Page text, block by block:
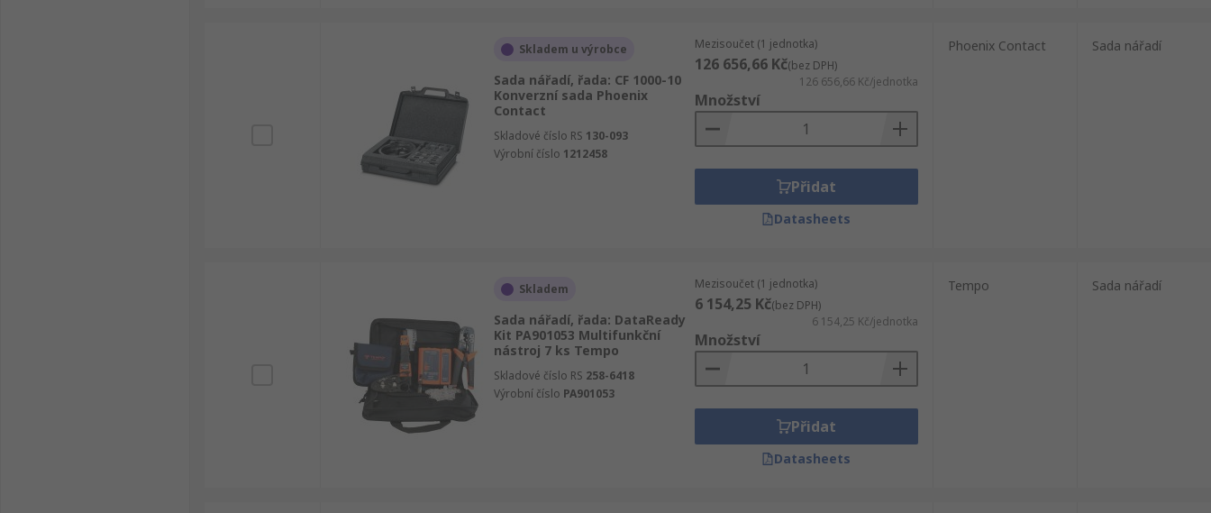
Skladem u výrobce
Sada nářadí, řada: CF 1000-10
Konverzní sada Phoenix
Contact
Skladové číslo RS 130-093
Výrobní číslo 1212458
Mezisoučet (1 jednotka)
126 656,66 Kč(bez DPH)
126 656,66 Kč/jednotka
Množství
Přidat
Datasheets
Phoenix Contact Sada nářadí
Skladem
Sada nářadí, řada: DataReady
Kit PA901053 Multifunkční
nástroj 7 ks Tempo
Skladové číslo RS 258-6418
Výrobní číslo PA901053
Mezisoučet (1 jednotka)
6 154,25 Kč(bez DPH)
6 154,25 Kč/jednotka
Množství
Přidat
Datasheets
Tempo Sada nářadí